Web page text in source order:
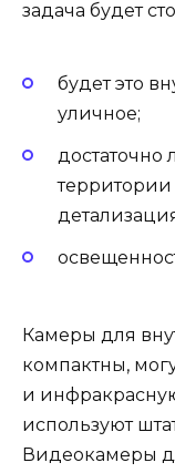
задача будет
будет это
уличное;
достаточно
Камеры для
компактны,
и
используют
Видеокамеры